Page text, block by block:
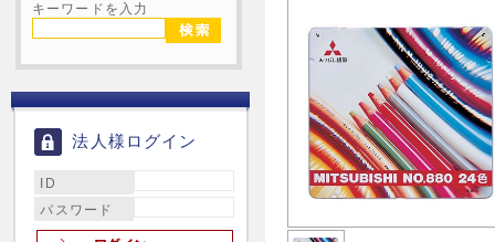
キーワードを入力
法人様ログイン
ID
パスワード